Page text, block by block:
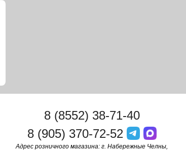
8 (8552) 38-71-40
8 (905) 370-72-52
Адрес розничного магазина: г. Набережные Челны,